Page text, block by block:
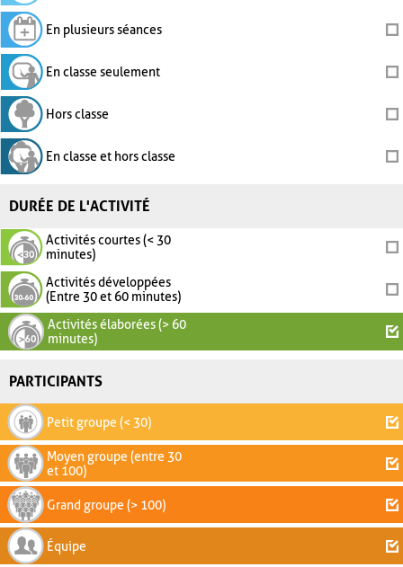
En plusieurs séances
En classe seulement
Hors classe
En classe et hors classe
DURÉE DE L'ACTIVITÉ
Activités courtes (< 30
minutes)
Activités développées
(Entre 30 et 60 minutes)
Activités élaborées (> 60
minutes)
PARTICIPANTS
Petit groupe (< 30)
Moyen groupe (entre 30
et 100)
Grand groupe (> 100)
Équipe